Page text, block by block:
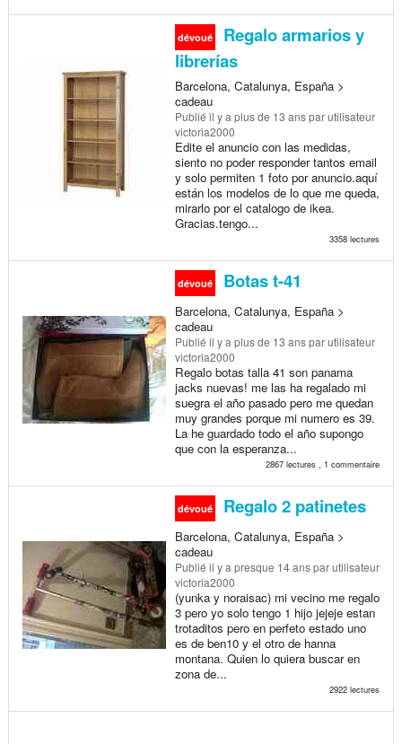
dévoué
Regalo armarios y
librerías
Barcelona, Catalunya, España >
cadeau
Publié il y a plus de 13 anspar utilisateur
victoria2000
Edite el anuncio con las medidas,
siento no poder responder tantos email
y solo permiten 1 foto por anuncio.aquí
están los modelos de lo que me queda,
mirarlo por el catalogo de ikea.
Gracias.tengo...
3358 lectures
dévoué Botas t-41
Barcelona, Catalunya, España >
cadeau
Publié il y a plus de 13 anspar utilisateur
victoria2000
Regalo botas talla 41 son panama
jacks nuevas! me las ha regalado mi
suegra el año pasado pero me quedan
muy grandes porque mi numero es 39.
La he guardado todo el año supongo
que con la esperanza...
2867 lectures , 1 commentaire
dévoué Regalo 2 patinetes
Barcelona, Catalunya, España >
cadeau
Publié il y a presque 14 anspar utilisateur
victoria2000
(yunka y noraisac) mi vecino me regalo
3 pero yo solo tengo 1 hijo jejeje estan
trotaditos pero en perfeto estado uno
es de ben10 y el otro de hanna
montana. Quien lo quiera buscar en
zona de...
2922 lectures